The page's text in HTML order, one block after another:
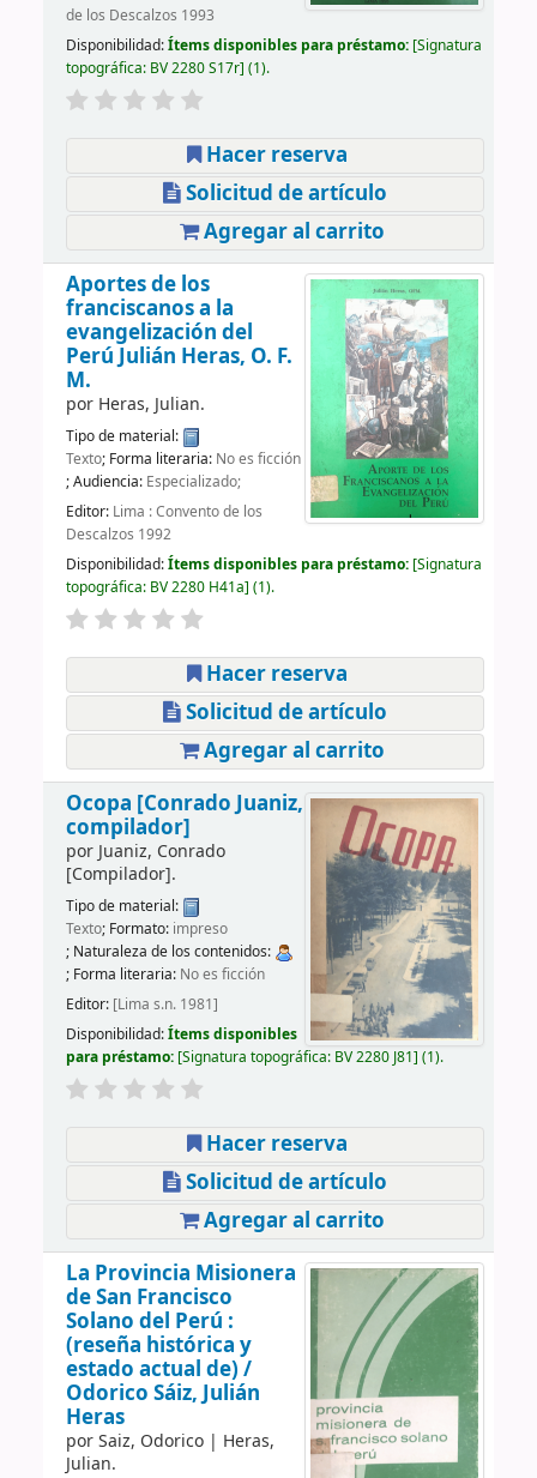
de los Descalzos 1993
Disponibilidad:Ítems disponibles para préstamo: Signatura
topográfica: BV 2280 S17r (1).
Hacer reserva
Solicitud de artículo
Agregar al carrito
Aportes de los
franciscanos a la
evangelización del
Perú Julián Heras, O. F.
M.
por Heras, Julian.
Tipo de material:
Texto; Forma literaria: No es ficción
; Audiencia: Especializado;
Editor: Lima : Convento de los
Descalzos 1992
Disponibilidad:Ítems disponibles para préstamo: Signatura
topográfica: BV 2280 H41a (1).
Hacer reserva
Solicitud de artículo
Agregar al carrito
Ocopa [Conrado Juaniz,
compilador]
por Juaniz, Conrado
[Compilador].
Tipo de material:
Texto; Formato: impreso
; Naturaleza de los contenidos:
; Forma literaria: No es ficción
Editor: [Lima s.n. 1981]
Disponibilidad:Ítems disponibles
para préstamo: Signatura topográfica: BV 2280 J81 (1).
Hacer reserva
Solicitud de artículo
Agregar al carrito
La Provincia Misionera
de San Francisco
Solano del Perú :
(reseña histórica y
estado actual de) /
Odorico Sáiz, Julián
Heras
porSaiz, Odorico| Heras,
Julian.